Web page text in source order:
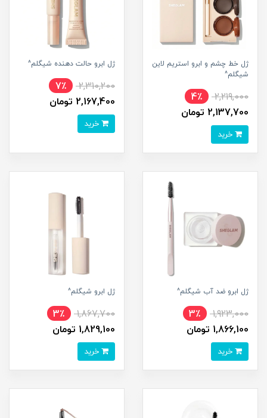
ژل خط چشم و ابرو استریم لاین
شیگلم^
2,219,000
4٪
2,137,700 تومان
ژل ابرو حالت دهنده شیگلم^
2,310,200
7٪
2,167,400 تومان
ژل ابرو ضد آب شیگلم^
1,923,000
3٪
1,866,100 تومان
ژل ابرو شیگلم^
1,867,700
3٪
1,829,100 تومان